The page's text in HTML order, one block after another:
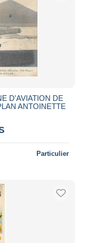
D'AVIATION DE
ANTOINETTE
Particulier